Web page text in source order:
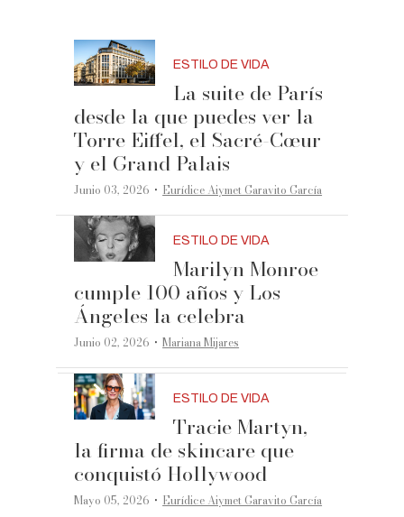
ESTILO DE VIDA
La suite de París
desde la que puedes ver la
Torre Eiffel, el Sacré-Cœur
y el Grand Palais
Junio 03, 2026 ·Eurídice Aiymet Garavito García
ESTILO DE VIDA
Marilyn Monroe
cumple 100 años y Los
Ángeles la celebra
Junio 02, 2026 ·Mariana Mijares
ESTILO DE VIDA
Tracie Martyn,
la firma de skincare que
conquistó Hollywood
Mayo 05, 2026 ·Eurídice Aiymet Garavito García